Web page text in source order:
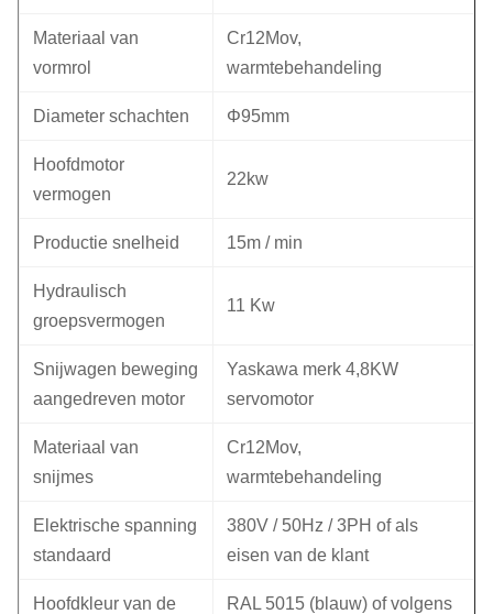
Materiaal van
vormrol
Cr12Mov,
warmtebehandeling
Diameter schachten Φ95mm
Hoofdmotor
vermogen
22kw
Productie snelheid 15m / min
Hydraulisch
groepsvermogen
11 Kw
Snijwagen beweging
aangedreven motor
Yaskawa merk 4,8KW
servomotor
Materiaal van
snijmes
Cr12Mov,
warmtebehandeling
Elektrische spanning
standaard
380V / 50Hz / 3PH of als
eisen van de klant
Hoofdkleur van de
RAL 5015 (blauw) of volgens